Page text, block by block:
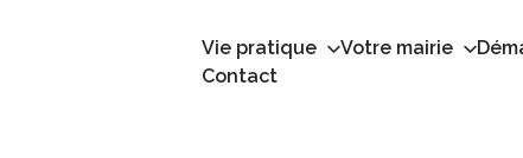
Vie pratique Votre mairie
Contact